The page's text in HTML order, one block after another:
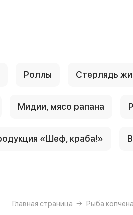
Роллы Стерлядь
Мидии, мясо рапана
«Шеф, краба!»
Главная страница Рыба